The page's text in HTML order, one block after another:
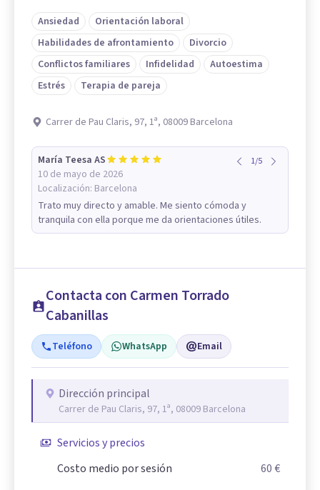
Ansiedad
Orientación laboral
Habilidades de afrontamiento
Divorcio
Conflictos familiares
Infidelidad
Autoestima
Estrés
Terapia de pareja
Carrer de Pau Claris, 97, 1ª, 08009 Barcelona
María Teesa AS
10 de mayo de 2026
Localización: Barcelona
1/5
Trato muy directo y amable. Me siento cómoda y
tranquila con ella porque me da orientaciones útiles.
Contacta con Carmen Torrado
Cabanillas
Teléfono WhatsApp Email
Dirección principal
Carrer de Pau Claris, 97, 1ª, 08009 Barcelona
Servicios y precios
Costo medio por sesión
60 €